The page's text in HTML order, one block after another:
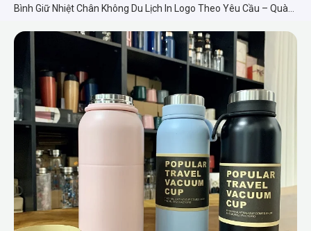
Bình Giữ Nhiệt Chân Không Du Lịch In Logo Theo Yêu Cầu – Quà